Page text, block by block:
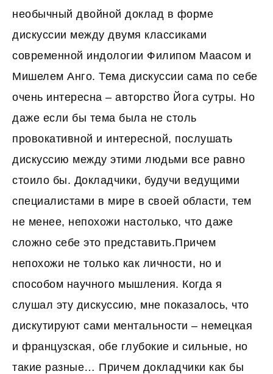
необычный двойной доклад в форме
дискуссии между двумя классиками
современной индологии Филипом Маасом и
Мишелем Анго. Тема дискуссии сама по себе
очень интересна – авторство Йога сутры. Но
даже если бы тема была не столь
провокативной и интересной, послушать
дискуссию между этими людьми все равно
стоило бы. Докладчики, будучи ведущими
специалистами в мире в своей области, тем
не менее, непохожи настолько, что даже
сложно себе это представить.Причем
непохожи не только как личности, но и
способом научного мышления. Когда я
слушал эту дискуссию, мне показалось, что
дискутируют сами ментальности – немецкая
и французская, обе глубокие и сильные, но
такие разные… Причем докладчики как бы